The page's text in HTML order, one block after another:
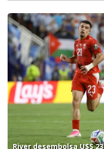
River desembolsa U$S